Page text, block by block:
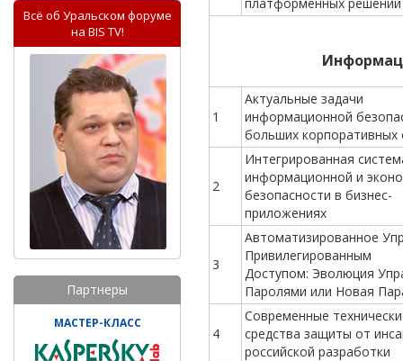
Всё об Уральском форуме
на BIS TV!
Партнеры
МАСТЕР-КЛАСС
1
Актуальные задачи
информационной
больших корпоративных
2
Интегрированная
информационной и
безопасности в бизнес-
приложениях
3
Автоматизированное
Привилегированным
Доступом: Эволюция
Паролями или Новая
4
Современные
средства защиты от
российской разработки